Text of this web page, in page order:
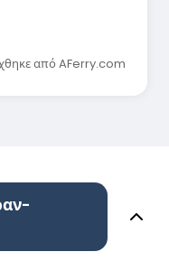
από AFerry.com